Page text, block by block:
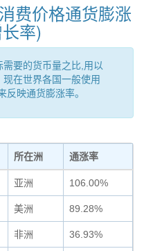
费价格通货膨涨
率)
要的货币量之比,用以
在世界各国一般使用
映通货膨涨率。
所在洲 通涨率
亚洲 106.00%
美洲 89.28%
非洲 36.93%